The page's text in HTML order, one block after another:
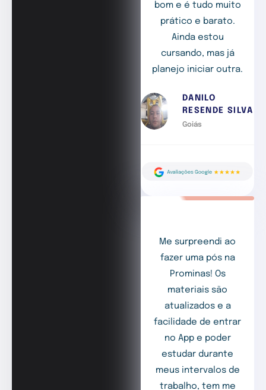
bom e é tudo muito
prático e barato.
Ainda estou
cursando, mas já
planejo iniciar outra.
DANILO
RESENDE SILVA
Goiás
Me surpreendi ao
fazer uma pós na
Prominas! Os
materiais são
atualizados e a
facilidade de entrar
no App e poder
estudar durante
meus intervalos de
trabalho, tem me